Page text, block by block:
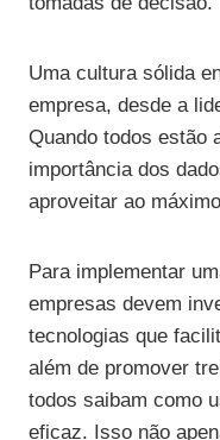
Uma cultura sólida
empresa, desde a
Quando todos estão
importância dos
aproveitar ao
Para implementar
empresas devem
tecnologias que
além de promover
todos saibam como
eficaz. Isso não